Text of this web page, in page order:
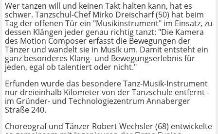
Wer tanzen will und keinen Takt halten kann, hat es
schwer. Tanzschul-Chef Mirko Dreischarf (50) hat beim
Tag der offenen Tür ein "Musikinstrument" im Einsatz, zu
dessen Klängen jeder genau richtig tanzt: "Die Kamera
des Motion Composer erfasst die Bewegungen der
Tänzer und wandelt sie in Musik um. Damit entsteht ein
ganz besonderes Klang- und Bewegungserlebnis für
jeden, egal ob talentiert oder nicht."
Erfunden wurde das besondere Tanz-Musik-Instrument
nur dreieinhalb Kilometer von der Tanzschule entfernt -
im Gründer- und Technologiezentrum Annaberger
Straße 240.
Choreograf und Tänzer Robert Wechsler (68) entwickelte